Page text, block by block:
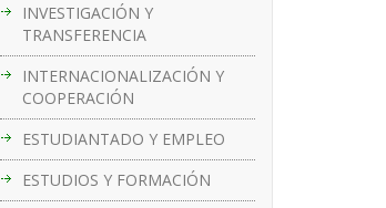
INVESTIGACIÓN Y
TRANSFERENCIA
INTERNACIONALIZACIÓN Y
COOPERACIÓN
ESTUDIANTADO Y EMPLEO
ESTUDIOS Y FORMACIÓN